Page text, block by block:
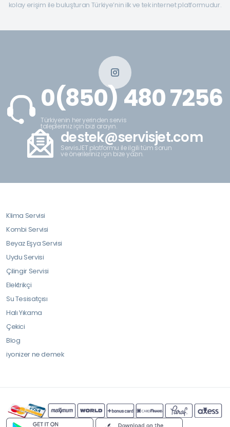
kolay erişim ile buluşturan Türkiye’nin ilk ve tek internet platformudur.
0(850) 480 7256
Türkiyenin her yerinden servis
talepleriniz için bizi arayın.
destek@servisjet.com
ServisJET platformu ile ilgili tüm sorun
ve önerileriniz için bize yazın.
Klima Servisi
Kombi Servisi
Beyaz Eşya Servisi
Uydu Servisi
Çilingir Servisi
Elektrikçi
Su Tesisatçısı
Halı Yıkama
Çekici
Blog
iyonizer ne demek